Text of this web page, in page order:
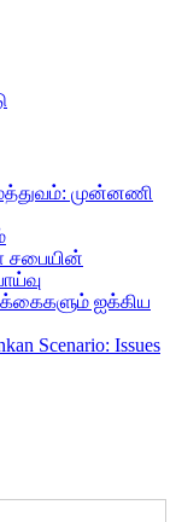
முன்னணி
சபையின்
ஐக்கிய
Scenario: Issues